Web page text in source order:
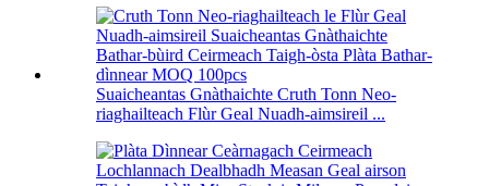
Suaicheantas Gnàthaichte Cruth Tonn Neo-
riaghailteach Flùr Geal Nuadh-aimsireil ...